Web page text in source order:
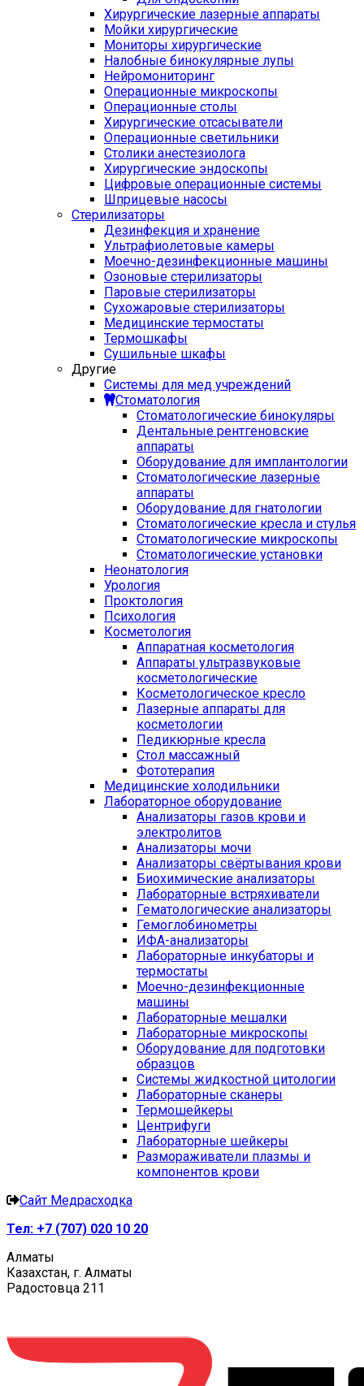
Хирургические лазерные аппараты
Мойки хирургические
Мониторы хирургические
Налобные бинокулярные лупы
Нейромониторинг
Операционные микроскопы
Операционные столы
Хирургические отсасыватели
Операционные светильники
Столики анестезиолога
Хирургические эндоскопы
Цифровые операционные системы
Шприцевые насосы
Стерилизаторы
Дезинфекция и хранение
Ультрафиолетовые камеры
Моечно-дезинфекционные машины
Озоновые стерилизаторы
Паровые стерилизаторы
Сухожаровые стерилизаторы
Медицинские термостаты
Термошкафы
Сушильные шкафы
Другие
Системы для мед учреждений
Стоматология
Стоматологические бинокуляры
Дентальные рентгеновские
аппараты
Оборудование для имплантологии
Стоматологические лазерные
аппараты
Оборудование для гнатологии
Стоматологические кресла и стулья
Стоматологические микроскопы
Стоматологические установки
Неонатология
Урология
Проктология
Психология
Косметология
Аппаратная косметология
Аппараты ультразвуковые
косметологические
Косметологическое кресло
Лазерные аппараты для
косметологии
Педикюрные кресла
Стол массажный
Фототерапия
Медицинские холодильники
Лабораторное оборудование
Анализаторы газов крови и
электролитов
Анализаторы мочи
Анализаторы свёртывания крови
Биохимические анализаторы
Лабораторные встряхиватели
Гематологические анализаторы
Гемоглобинометры
ИФА-анализаторы
Лабораторные инкубаторы и
термостаты
Моечно-дезинфекционные
машины
Лабораторные мешалки
Лабораторные микроскопы
Оборудование для подготовки
образцов
Системы жидкостной цитологии
Лабораторные сканеры
Термошейкеры
Центрифуги
Лабораторные шейкеры
Размораживатели плазмы и
компонентов крови
Сайт Медрасходка
Тел: +7 (707) 020 10 20
Алматы
Казахстан, г. Алматы
Радостовца 211